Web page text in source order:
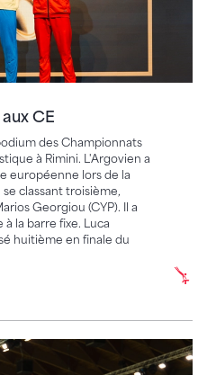
CE
des Championnats
à Rimini. L'Argovien a
européenne lors de la
classant troisième,
Georgiou (CYP). Il a
la barre fixe. Luca
huitième en finale du
aux CE pour Matteo